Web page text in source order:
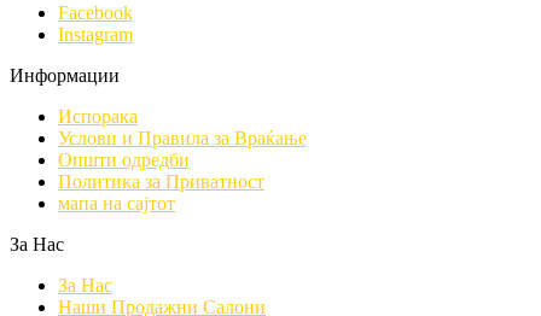
Facebook
Instagram
Информации
Испорака
Услови и Правила за Враќање
Општи одредби
Политика за Приватност
мапа на сајтот
За Нас
За Нас
Наши Продажни Салони